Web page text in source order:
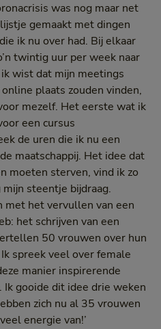
was nog maar net
gemaakt met dingen
ik nu over had. Bij elkaar
twintig uur per week naar
wist dat mijn meetings
plaats zouden vinden,
mezelf. Het eerste wat ik
een cursus
de uren die ik nu een
maatschappij. Het idee dat
moeten sterven, vind ik zo
steentje bijdraag.
met het vervullen van een
het schrijven van een
50 vrouwen over hun
spreek veel over female
manier inspirerende
gooide dit idee drie weken
zich nu al 35 vrouwen
energie van!’